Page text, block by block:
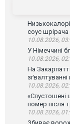
соус
10.08.2026,
У Німеччині
10.08.2026,
На
зґвалтуванні
10.08.2026,
«Спустошені
помер після
10.08.2026,